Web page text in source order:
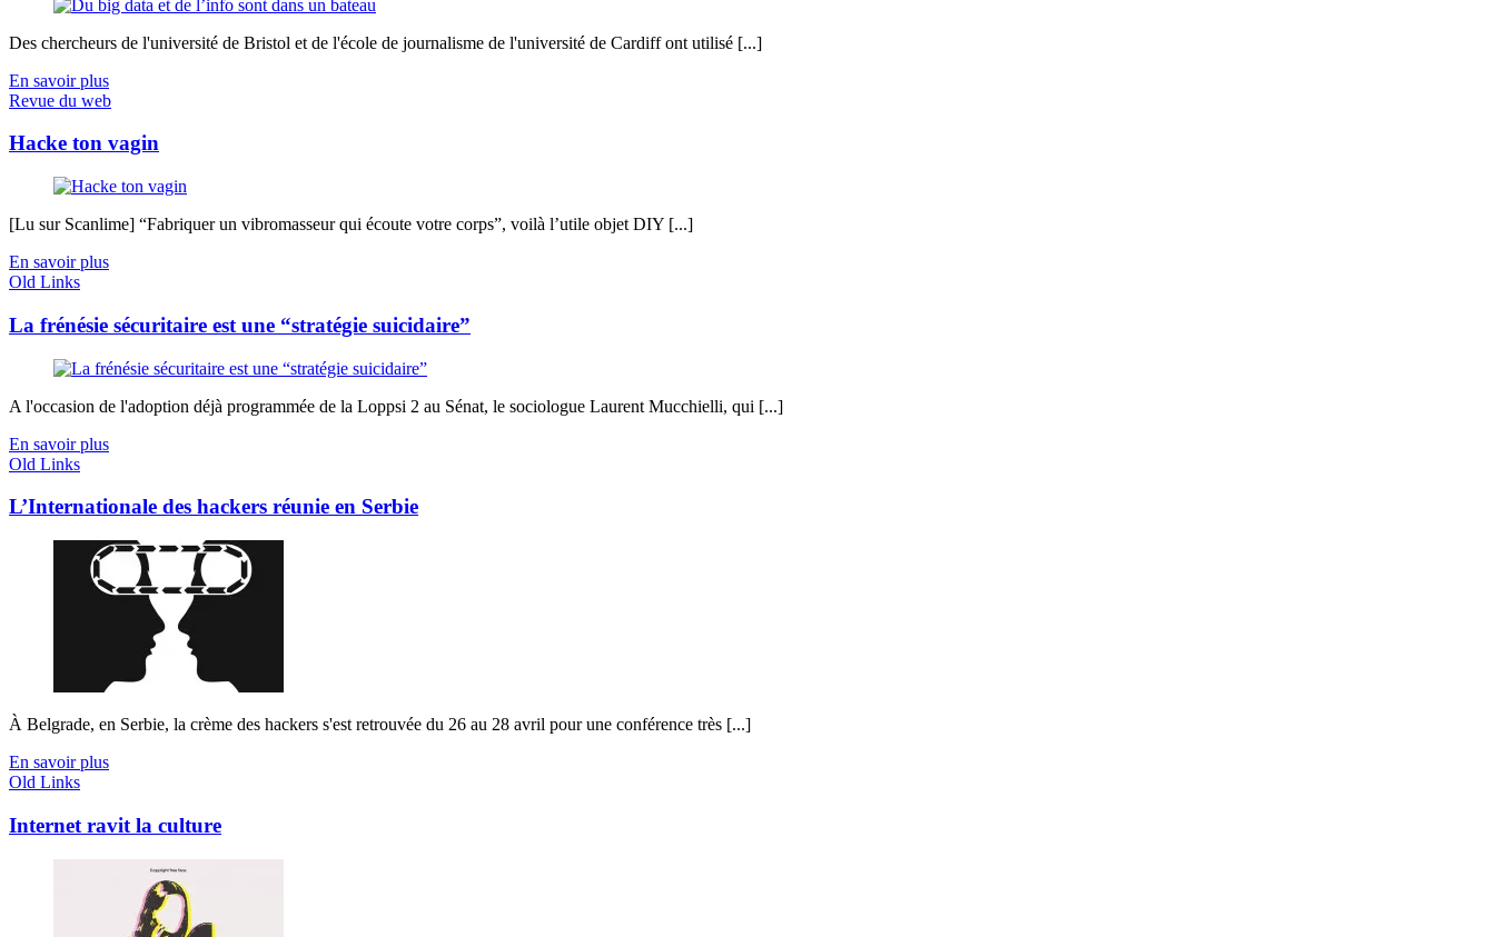
Des chercheurs de l'université de Bristol et de l'école de journalisme de l'université de Cardiff ont utilisé [...]
En savoir plus
Revue du web
Hacke ton vagin
[Lu sur Scanlime] “Fabriquer un vibromasseur qui écoute votre corps”, voilà l’utile objet DIY [...]
En savoir plus
Old Links
La frénésie sécuritaire est une “stratégie suicidaire”
A l'occasion de l'adoption déjà programmée de la Loppsi 2 au Sénat, le sociologue Laurent Mucchielli, qui [...]
En savoir plus
Old Links
L’Internationale des hackers réunie en Serbie
À Belgrade, en Serbie, la crème des hackers s'est retrouvée du 26 au 28 avril pour une conférence très [...]
En savoir plus
Old Links
Internet ravit la culture